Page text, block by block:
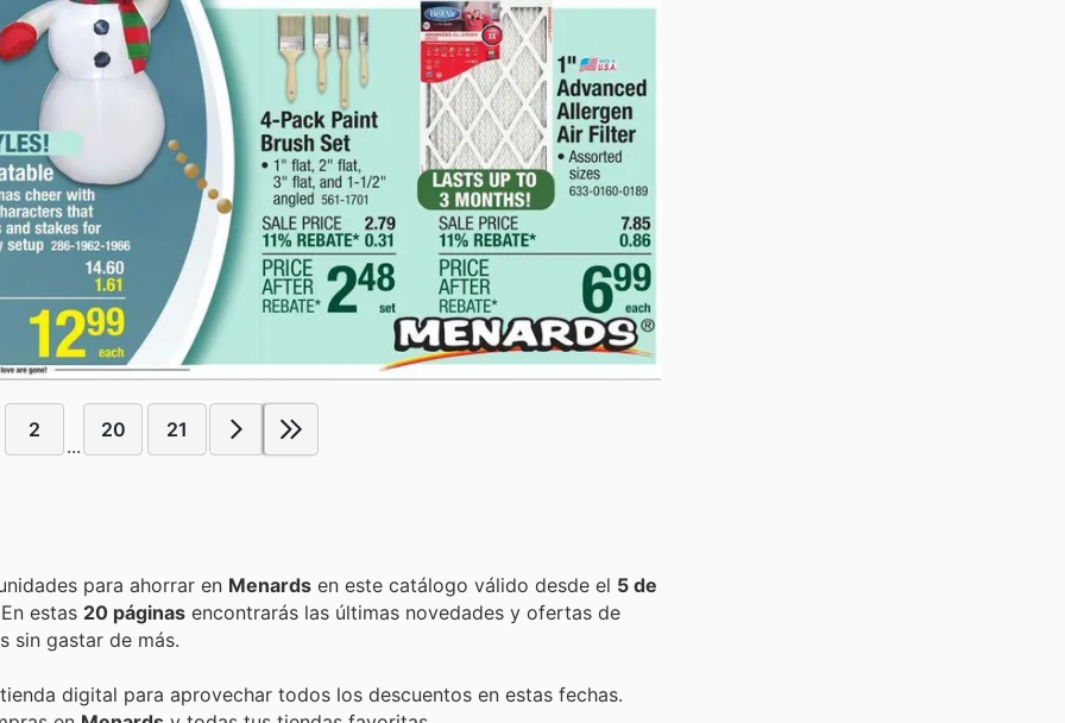
2
...
20 21
Encuentra las mejores promociones, descuentos y oportunidades para ahorrar en Menards en este catálogo válido desde el 5 de
. En estas 20 páginas encontrarás las últimas novedades y ofertas de
sin gastar de más.
digital para aprovechar todos los descuentos en estas fechas.